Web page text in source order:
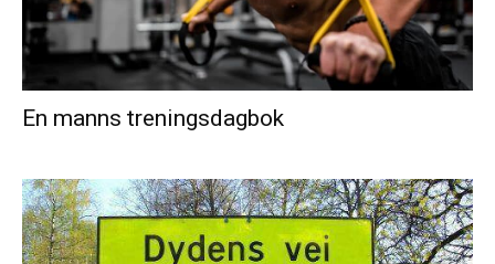
En manns treningsdagbok